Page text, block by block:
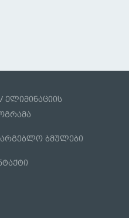
ელიმინაციის
ბმულები